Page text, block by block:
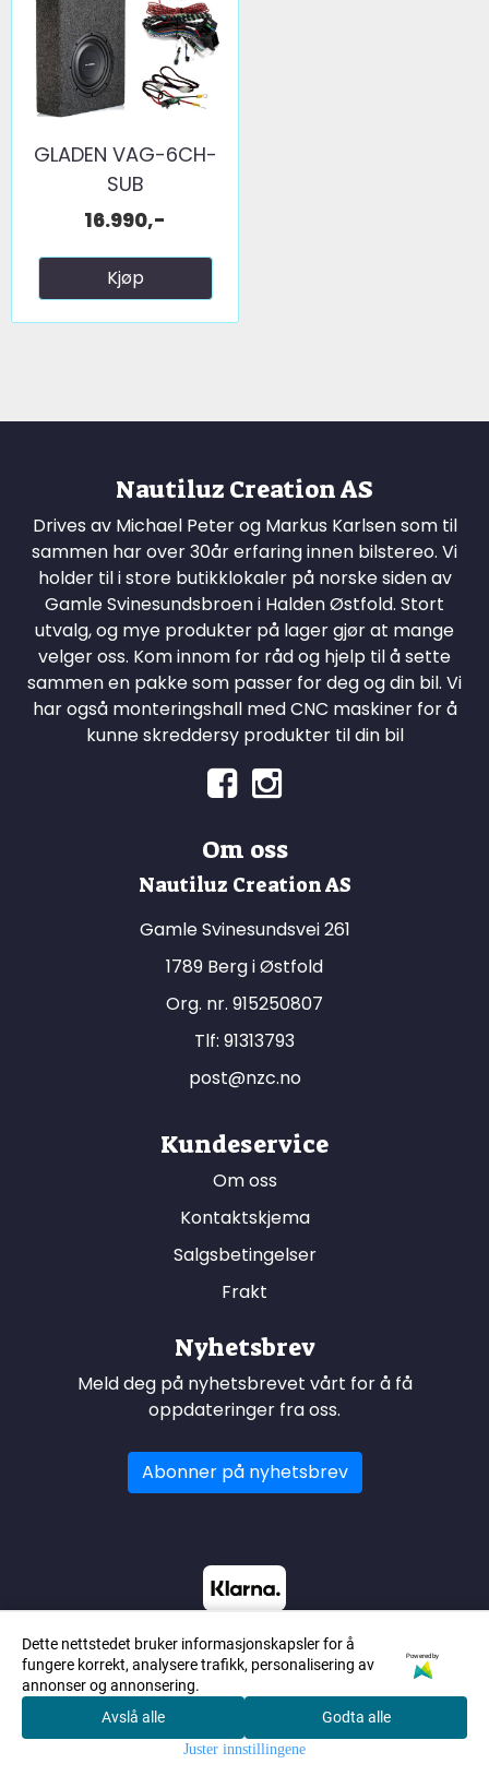
Søk
GLADEN VAG-6CH-
SUB
16.990,-
Kjøp
Nautiluz Creation AS
Drives av Michael Peter og Markus Karlsen som til
sammen har over 30år erfaring innen bilstereo. Vi
holder til i store butikklokaler på norske siden av
Gamle Svinesundsbroen i Halden Østfold. Stort
utvalg, og mye produkter på lager gjør at mange
velger oss. Kom innom for råd og hjelp til å sette
sammen en pakke som passer for deg og din bil. Vi
har også monteringshall med CNC maskiner for å
kunne skreddersy produkter til din bil
Om oss
Nautiluz Creation AS
Gamle Svinesundsvei 261
1789 Berg i Østfold
Org. nr. 915250807
Tlf: 91313793
post@nzc.no
Kundeservice
Om oss
Kontaktskjema
Salgsbetingelser
Frakt
Nyhetsbrev
Meld deg på nyhetsbrevet vårt for å få
oppdateringer fra oss.
Abonner på nyhetsbrev
Dette nettstedet bruker informasjonskapsler for å
fungere korrekt, analysere trafikk, personalisering av
annonser og annonsering.
Powered by
Avslå alle Godta alle
Juster innstillingene